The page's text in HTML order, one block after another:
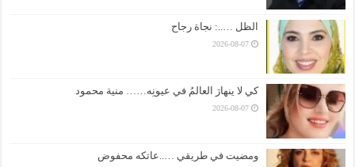
الظل …..: نجاة رجاح
2026-08-07
كي لا ينهارَ العالمُ في عيونِه…… منية محمود
2026-08-07
ومضيت في طريقي …..عاتكه محفوض